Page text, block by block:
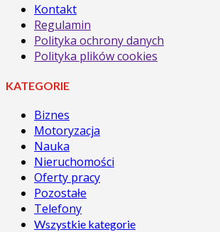
Kontakt
Regulamin
Polityka ochrony danych
Polityka plików cookies
KATEGORIE
Biznes
Motoryzacja
Nauka
Nieruchomości
Oferty pracy
Pozostałe
Telefony
Wszystkie kategorie